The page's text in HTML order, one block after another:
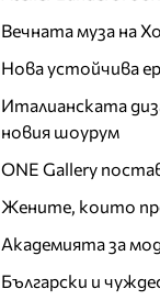
Вечната муза на
Нова устойчива
Италианската
новия шоурум
ONE Gallery
Жените, които
Академията за
Български и